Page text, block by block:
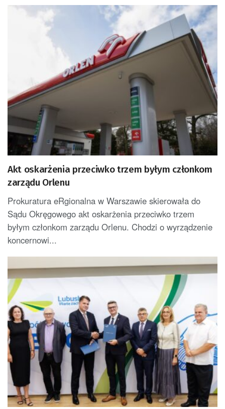
Akt oskarżenia przeciwko trzem byłym członkom
zarządu Orlenu
Prokuratura eRgionalna w Warszawie skierowała do
Sądu Okręgowego akt oskarżenia przeciwko trzem
byłym członkom zarządu Orlenu. Chodzi o wyrządzenie
koncernowi...